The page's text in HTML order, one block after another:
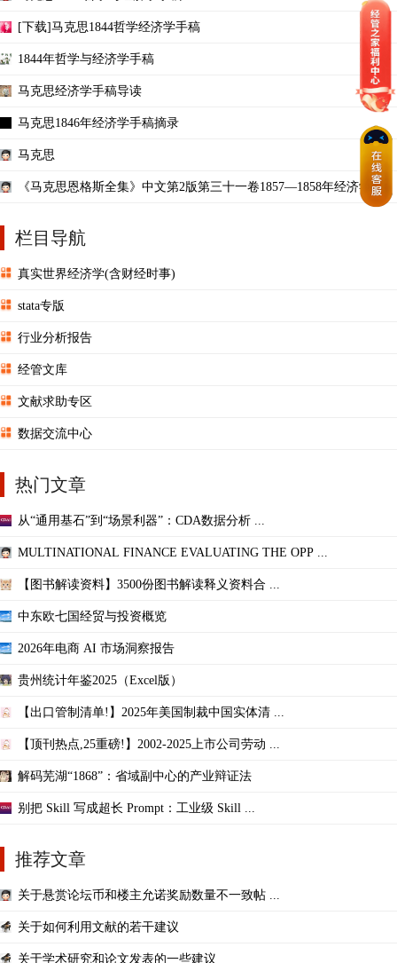
[下载]马克思1844哲学经济学手稿
1844年哲学与经济学手稿
马克思经济学手稿导读
马克思1846年经济学手稿摘录
马克思
《马克思恩格斯全集》中文第2版第三十一卷1857—1858年经济学手稿
栏目导航
真实世界经济学(含财经时事)
stata专版
行业分析报告
经管文库
文献求助专区
数据交流中心
热门文章
从“通用基石”到“场景利器”：CDA数据分析 ...
MULTINATIONAL FINANCE EVALUATING THE OPP ...
【图书解读资料】3500份图书解读释义资料合 ...
中东欧七国经贸与投资概览
2026年电商 AI 市场洞察报告
贵州统计年鉴2025（Excel版）
【出口管制清单!】2025年美国制裁中国实体清 ...
【顶刊热点,25重磅!】2002-2025上市公司劳动 ...
解码芜湖“1868”：省域副中心的产业辩证法
别把 Skill 写成超长 Prompt：工业级 Skill ...
推荐文章
关于悬赏论坛币和楼主允诺奖励数量不一致帖 ...
关于如何利用文献的若干建议
关于学术研究和论文发表的一些建议